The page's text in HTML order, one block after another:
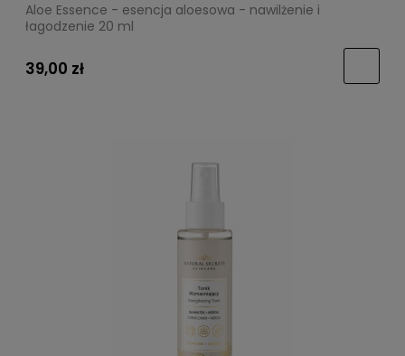
Aloe Essence - esencja aloesowa - nawilżenie i
łagodzenie 20 ml
39,00 zł